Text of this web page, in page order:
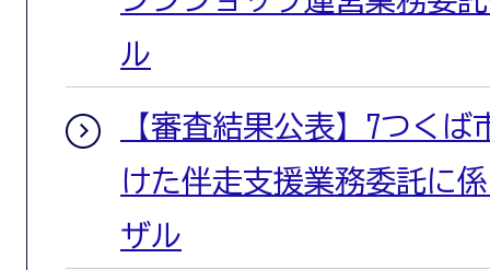
ル
【審査結果公表】7つく
けた伴走支援業務委託に
ザル